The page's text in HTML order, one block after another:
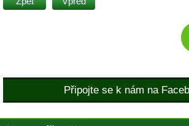
Připojte se k nám na